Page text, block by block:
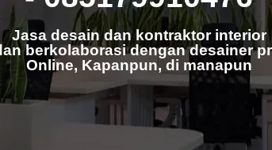
Jasa desain dan kontraktor interior
berkolaborasi dengan desainer
Online, Kapanpun, di manapun